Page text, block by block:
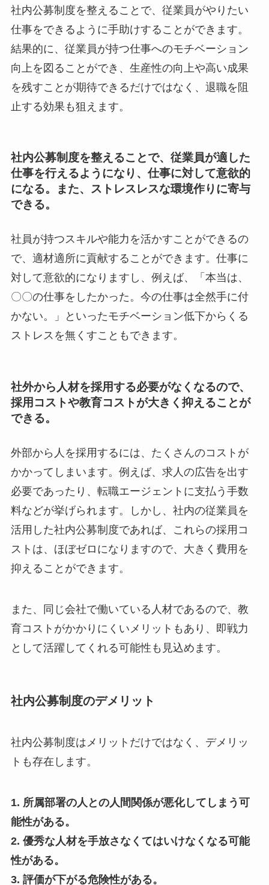
社内公募制度を整えることで、従業員がやりたい
仕事をできるように手助けすることができます。
結果的に、従業員が持つ仕事へのモチベーション
向上を図ることができ、生産性の向上や高い成果
を残すことが期待できるだけではなく、退職を阻
止する効果も狙えます。
社内公募制度を整えることで、従業員が適した
仕事を行えるようになり、仕事に対して意欲的
になる。また、ストレスレスな環境作りに寄与
できる。
社員が持つスキルや能力を活かすことができるの
で、適材適所に貢献することができます。仕事に
対して意欲的になりますし、例えば、「本当は、
〇〇の仕事をしたかった。今の仕事は全然手に付
かない。」といったモチベーション低下からくる
ストレスを無くすこともできます。
社外から人材を採用する必要がなくなるので、
採用コストや教育コストが大きく抑えることが
できる。
外部から人を採用するには、たくさんのコストが
かかってしまいます。例えば、求人の広告を出す
必要であったり、転職エージェントに支払う手数
料などが挙げられます。しかし、社内の従業員を
活用した社内公募制度であれば、これらの採用コ
ストは、ほぼゼロになりますので、大きく費用を
抑えることができます。
また、同じ会社で働いている人材であるので、教
育コストがかかりにくいメリットもあり、即戦力
として活躍してくれる可能性も見込めます。
社内公募制度のデメリット
社内公募制度はメリットだけではなく、デメリッ
トも存在します。
1. 所属部署の人との人間関係が悪化してしまう可
能性がある。
2. 優秀な人材を手放さなくてはいけなくなる可能
性がある。
3. 評価が下がる危険性がある。